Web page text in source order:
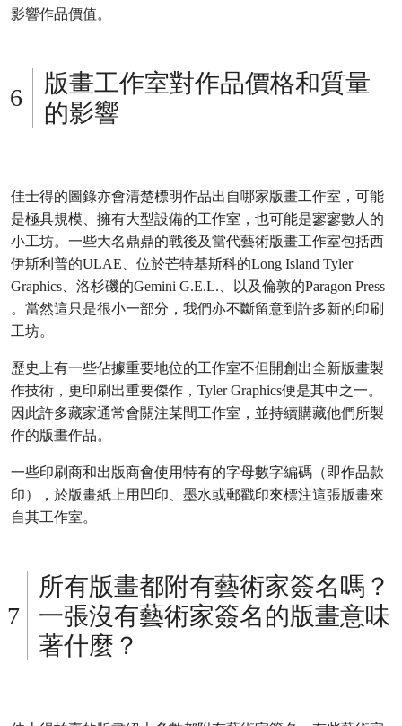
影響作品價值。
版畫工作室對作品價格和質量
的影響
佳士得的圖錄亦會清楚標明作品出自哪家版畫工作室，可能
是極具規模、擁有大型設備的工作室，也可能是寥寥數人的
小工坊。一些大名鼎鼎的戰後及當代藝術版畫工作室包括西
伊斯利普的ULAE、位於芒特基斯科的Long Island Tyler
Graphics、洛杉磯的Gemini G.E.L.、以及倫敦的Paragon Press
。當然這只是很小一部分，我們亦不斷留意到許多新的印刷
工坊。
歷史上有一些佔據重要地位的工作室不但開創出全新版畫製
作技術，更印刷出重要傑作，Tyler Graphics便是其中之一。
因此許多藏家通常會關注某間工作室，並持續購藏他們所製
作的版畫作品。
一些印刷商和出版商會使用特有的字母數字編碼（即作品款
印），於版畫紙上用凹印、墨水或郵戳印來標注這張版畫來
自其工作室。
所有版畫都附有藝術家簽名嗎？
一張沒有藝術家簽名的版畫意味
著什麼？